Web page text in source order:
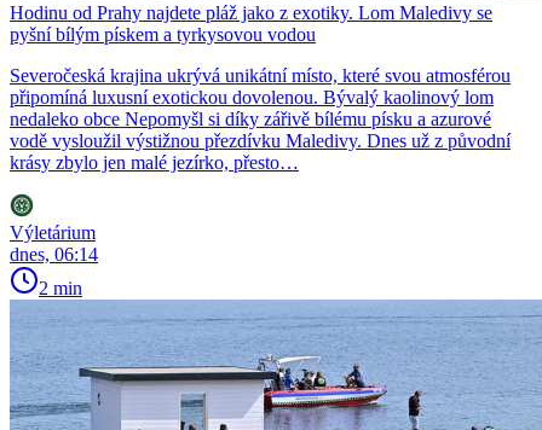
Hodinu od Prahy najdete pláž jako z exotiky. Lom Maledivy se
pyšní bílým pískem a tyrkysovou vodou
Severočeská krajina ukrývá unikátní místo, které svou atmosférou
připomíná luxusní exotickou dovolenou. Bývalý kaolinový lom
nedaleko obce Nepomyšl si díky zářivě bílému písku a azurové
vodě vysloužil výstižnou přezdívku Maledivy. Dnes už z původní
krásy zbylo jen malé jezírko, přesto…
Výletárium
dnes, 06:14
2 min